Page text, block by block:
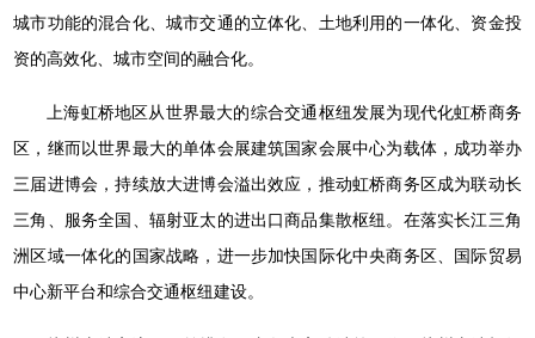
城市功能的混合化、城市交通的立体化、土地利用的一体化、资金投
资的高效化、城市空间的融合化。
上海虹桥地区从世界最大的综合交通枢纽发展为现代化虹桥商务
区，继而以世界最大的单体会展建筑国家会展中心为载体，成功举办
三届进博会，持续放大进博会溢出效应，推动虹桥商务区成为联动长
三角、服务全国、辐射亚太的进出口商品集散枢纽。在落实长江三角
洲区域一体化的国家战略，进一步加快国际化中央商务区、国际贸易
中心新平台和综合交通枢纽建设。